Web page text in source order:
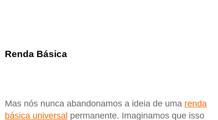
Renda Básica
Mas nós nunca abandonamos a ideia de uma renda
básica universal permanente. Imaginamos que isso